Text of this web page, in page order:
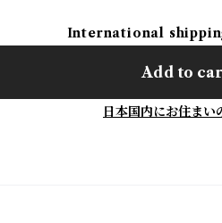
International
Add to
日本国内にお住まい